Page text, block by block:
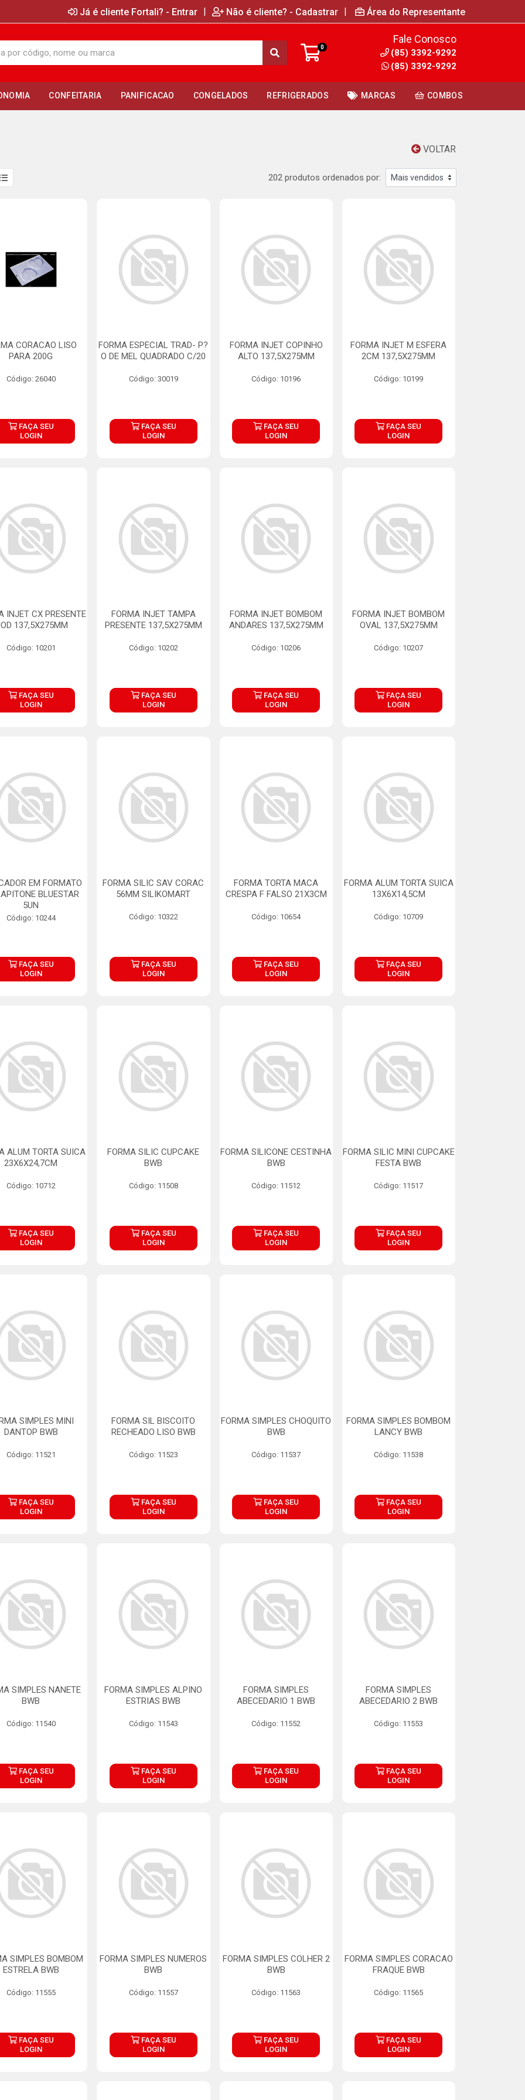
Já é cliente Fortali? - Entrar | Não é cliente? - Cadastrar | Área do Representante
0
Fale Conosco
(85) 3392-9292
(85) 3392-9292
CONFEITARIA PANIFICACAO CONGELADOS REFRIGERADOS MARCAS COMBOS
VOLTAR
202 produtos ordenados por:
CORACAO LISO
PARA 200G
Código: 26040
FAÇA SEU
LOGIN
FORMA ESPECIAL TRAD- P?
O DE MEL QUADRADO C/20
Código: 30019
FAÇA SEU
LOGIN
FORMA INJET COPINHO
ALTO 137,5X275MM
Código: 10196
FAÇA SEU
LOGIN
FORMA INJET M ESFERA
2CM 137,5X275MM
Código: 10199
FAÇA SEU
LOGIN
INJET CX PRESENTE
137,5X275MM
Código: 10201
FAÇA SEU
LOGIN
FORMA INJET TAMPA
PRESENTE 137,5X275MM
Código: 10202
FAÇA SEU
LOGIN
FORMA INJET BOMBOM
ANDARES 137,5X275MM
Código: 10206
FAÇA SEU
LOGIN
FORMA INJET BOMBOM
OVAL 137,5X275MM
Código: 10207
FAÇA SEU
LOGIN
EM FORMATO
BLUESTAR
5UN
Código: 10244
FAÇA SEU
LOGIN
FORMA SILIC SAV CORAC
56MM SILIKOMART
Código: 10322
FAÇA SEU
LOGIN
FORMA TORTA MACA
CRESPA F FALSO 21X3CM
Código: 10654
FAÇA SEU
LOGIN
FORMA ALUM TORTA SUICA
13X6X14,5CM
Código: 10709
FAÇA SEU
LOGIN
ALUM TORTA SUICA
23X6X24,7CM
Código: 10712
FAÇA SEU
LOGIN
FORMA SILIC CUPCAKE
BWB
Código: 11508
FAÇA SEU
LOGIN
FORMA SILICONE CESTINHA
BWB
Código: 11512
FAÇA SEU
LOGIN
FORMA SILIC MINI CUPCAKE
FESTA BWB
Código: 11517
FAÇA SEU
LOGIN
SIMPLES MINI
DANTOP BWB
Código: 11521
FAÇA SEU
LOGIN
FORMA SIL BISCOITO
RECHEADO LISO BWB
Código: 11523
FAÇA SEU
LOGIN
FORMA SIMPLES CHOQUITO
BWB
Código: 11537
FAÇA SEU
LOGIN
FORMA SIMPLES BOMBOM
LANCY BWB
Código: 11538
FAÇA SEU
LOGIN
SIMPLES NANETE
BWB
Código: 11540
FAÇA SEU
LOGIN
FORMA SIMPLES ALPINO
ESTRIAS BWB
Código: 11543
FAÇA SEU
LOGIN
FORMA SIMPLES
ABECEDARIO 1 BWB
Código: 11552
FAÇA SEU
LOGIN
FORMA SIMPLES
ABECEDARIO 2 BWB
Código: 11553
FAÇA SEU
LOGIN
SIMPLES BOMBOM
ESTRELA BWB
Código: 11555
FAÇA SEU
LOGIN
FORMA SIMPLES NUMEROS
BWB
Código: 11557
FAÇA SEU
LOGIN
FORMA SIMPLES COLHER 2
BWB
Código: 11563
FAÇA SEU
LOGIN
FORMA SIMPLES CORACAO
FRAQUE BWB
Código: 11565
FAÇA SEU
LOGIN